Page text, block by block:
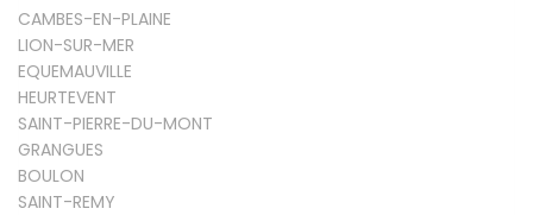
CAMBES-EN-PLAINE
LION-SUR-MER
EQUEMAUVILLE
HEURTEVENT
SAINT-PIERRE-DU-MONT
GRANGUES
BOULON
SAINT-REMY